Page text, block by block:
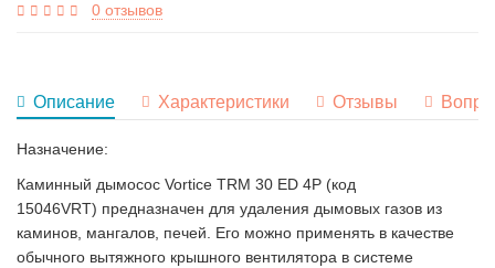
0 отзывов
Описание Характеристики Отзывы
Назначение:
Каминный дымосос Vortice TRM 30 ED 4P (код
15046VRT) предназначен для удаления дымовых газов из
каминов, мангалов, печей. Его можно применять в качестве
обычного вытяжного крышного вентилятора в системе